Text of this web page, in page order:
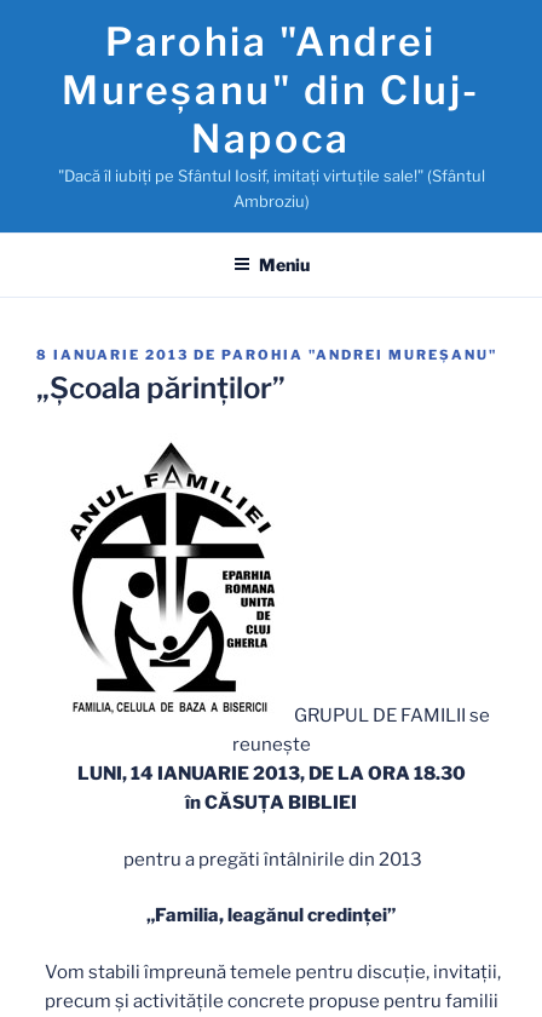
conținut
Parohia "Andrei
Mureşanu" din Cluj-
Napoca
"Dacă îl iubiţi pe Sfântul Iosif, imitaţi virtuţile sale!" (Sfântul
Ambroziu)
Meniu
PUBLICAT
PE
8 IANUARIE 2013 DE PAROHIA "ANDREI MUREŞANU"
„Şcoala părinţilor”
GRUPUL DE FAMILII se
reuneşte
LUNI, 14 IANUARIE 2013, DE LA ORA 18.30
în CĂSUŢA BIBLIEI
pentru a pregăti întâlnirile din 2013
„Familia, leagănul credinţei”
Vom stabili împreună temele pentru discuţie, invitaţii,
precum şi activităţile concrete propuse pentru familii